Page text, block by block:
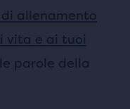
allenamento
vita e ai tuoi
parole della